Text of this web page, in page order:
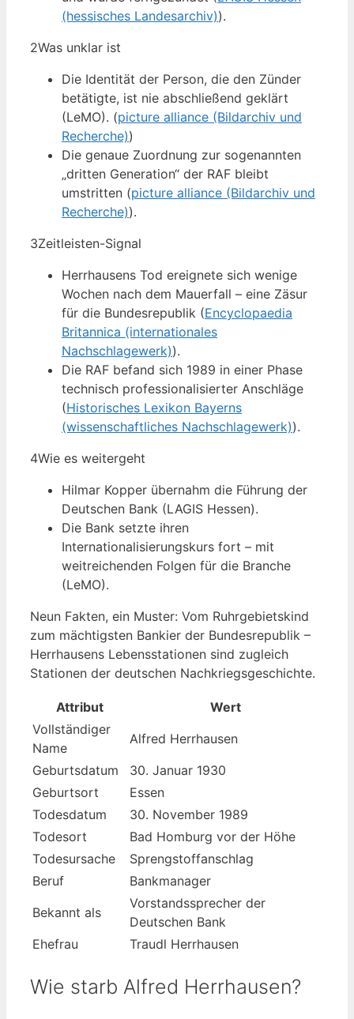
(hessisches Landesarchiv)).
2Was unklar ist
Die Identität der Person, die den Zünder
betätigte, ist nie abschließend geklärt
(LeMO). (picture alliance (Bildarchiv und
Recherche))
Die genaue Zuordnung zur sogenannten
„dritten Generation“ der RAF bleibt
umstritten (picture alliance (Bildarchiv und
Recherche)).
3Zeitleisten-Signal
Herrhausens Tod ereignete sich wenige
Wochen nach dem Mauerfall – eine Zäsur
für die Bundesrepublik (Encyclopaedia
Britannica (internationales
Nachschlagewerk)).
Die RAF befand sich 1989 in einer Phase
technisch professionalisierter Anschläge
(Historisches Lexikon Bayerns
(wissenschaftliches Nachschlagewerk)).
4Wie es weitergeht
Hilmar Kopper übernahm die Führung der
Deutschen Bank (LAGIS Hessen).
Die Bank setzte ihren
Internationalisierungskurs fort – mit
weitreichenden Folgen für die Branche
(LeMO).
Neun Fakten, ein Muster: Vom Ruhrgebietskind
zum mächtigsten Bankier der Bundesrepublik –
Herrhausens Lebensstationen sind zugleich
Stationen der deutschen Nachkriegsgeschichte.
Attribut
Wert
Vollständiger
Name
Alfred Herrhausen
Geburtsdatum
30. Januar 1930
Geburtsort
Essen
Todesdatum
30. November 1989
Todesort
Bad Homburg vor der Höhe
Todesursache
Sprengstoffanschlag
Beruf
Bankmanager
Bekannt als
Vorstandssprecher der
Deutschen Bank
Ehefrau
Traudl Herrhausen
Wie starb Alfred Herrhausen?